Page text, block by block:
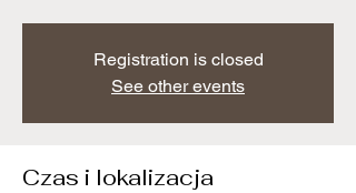
Registration is closed
See other events
Czas i lokalizacja